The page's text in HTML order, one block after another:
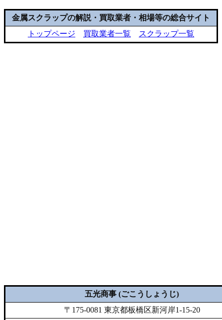
金属スクラップの解説・買取業者・相場等の総合サイト
トップページ
買取業者一覧 スクラップ一覧
五光商事 (ごこうしょうじ)
〒175-0081 東京都板橋区新河岸1-15-20